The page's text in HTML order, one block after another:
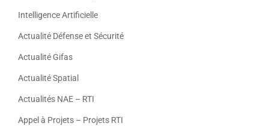
Intelligence Artificielle
Actualité Défense et Sécurité
Actualité Gifas
Actualité Spatial
Actualités NAE – RTI
Appel à Projets – Projets RTI